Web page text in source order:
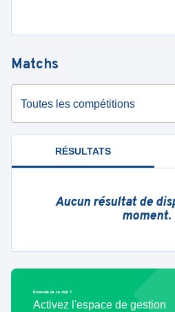
Matchs
Toutes les compétitions
RÉSULTATS
Aucun résultat de
moment.
Bénévole de ce club ?
Activez l'espace de gestion